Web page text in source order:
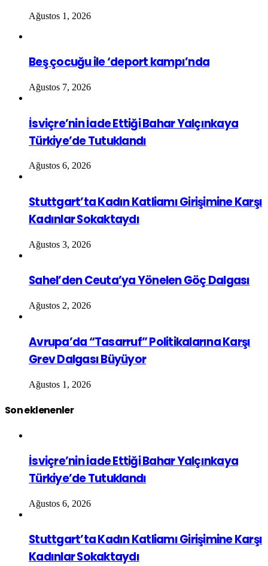
Ağustos 1, 2026
Beş çocuğu ile ‘deport kampı’nda
Ağustos 7, 2026
İsviçre’nin İade Ettiği Bahar Yalçınkaya
Türkiye’de Tutuklandı
Ağustos 6, 2026
Stuttgart’ta Kadın Katliamı Girişimine Karşı
Kadınlar Sokaktaydı
Ağustos 3, 2026
Sahel’den Ceuta’ya Yönelen Göç Dalgası
Ağustos 2, 2026
Avrupa’da “Tasarruf” Politikalarına Karşı
Grev Dalgası Büyüyor
Ağustos 1, 2026
Son eklenenler
İsviçre’nin İade Ettiği Bahar Yalçınkaya
Türkiye’de Tutuklandı
Ağustos 6, 2026
Stuttgart’ta Kadın Katliamı Girişimine Karşı
Kadınlar Sokaktaydı